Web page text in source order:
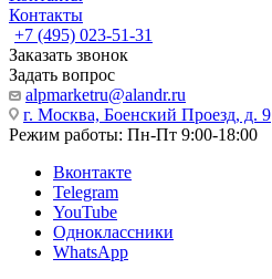
Контакты
+7 (495) 023-51-31
Заказать звонок
Задать вопрос
alpmarketru@alandr.ru
г. Москва, Боенский Проезд, д. 9
Режим работы: Пн-Пт 9:00-18:00
Вконтакте
Telegram
YouTube
Одноклассники
WhatsApp